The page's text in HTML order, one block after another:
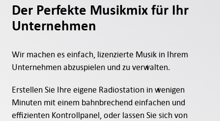
Der Perfekte Musikmix für Ihr
Unternehmen
Wir machen es einfach, lizenzierte Musik in Ihrem
Unternehmen abzuspielen und zu verwalten.
Erstellen Sie Ihre eigene Radiostation in wenigen
Minuten mit einem bahnbrechend einfachen und
effizienten Kontrollpanel, oder lassen Sie sich von